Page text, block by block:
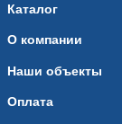
Каталог
О компании
Наши объекты
Оплата